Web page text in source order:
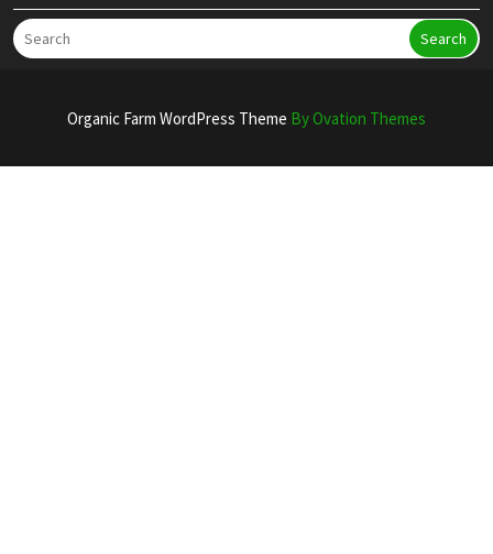
Search
Organic Farm WordPress Theme By Ovation Themes